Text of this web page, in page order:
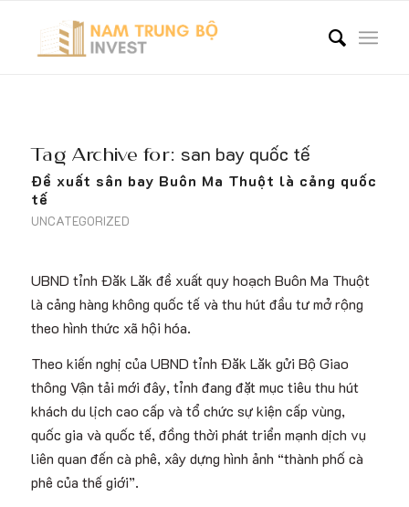
Tag Archive for: san bay quốc tế
Đề xuất sân bay Buôn Ma Thuột là cảng quốc
tế
UNCATEGORIZED
UBND tỉnh Đăk Lăk đề xuất quy hoạch Buôn Ma Thuột
là cảng hàng không quốc tế và thu hút đầu tư mở rộng
theo hình thức xã hội hóa.
Theo kiến nghị của UBND tỉnh Đăk Lăk gửi Bộ Giao
thông Vận tải mới đây, tỉnh đang đặt mục tiêu thu hút
khách du lịch cao cấp và tổ chức sự kiện cấp vùng,
quốc gia và quốc tế, đồng thời phát triển mạnh dịch vụ
liên quan đến cà phê, xây dựng hình ảnh “thành phố cà
phê của thế giới”.